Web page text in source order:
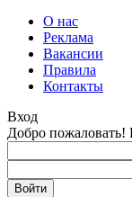
О нас
Реклама
Вакансии
Правила
Контакты
Вход
Добро пожаловать!